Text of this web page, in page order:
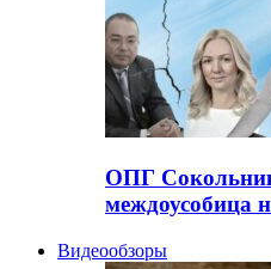
ОПГ
междоусобица
Видеообзоры